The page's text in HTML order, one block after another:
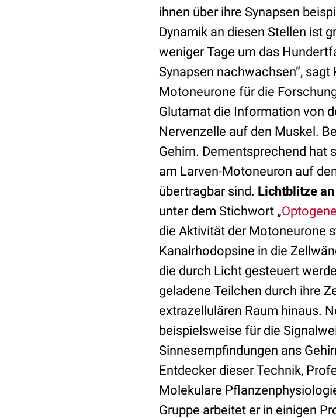
ihnen über ihre Synapsen
Dynamik an diesen Stellen ist
weniger Tage um das
Synapsen nachwachsen“,
Motoneurone für die
Glutamat die Information von
Nervenzelle auf den Muskel.
Gehirn. Dementsprechend hat
am Larven-Motoneuron auf
übertragbar sind. Lichtblitze
unter dem Stichwort „
die Aktivität der Motoneurone
Kanalrhodopsine in die
die durch Licht gesteuert
geladene Teilchen durch ihre
extrazellulären Raum hinaus.
beispielsweise für die
Sinnesempfindungen ans
Entdecker dieser Technik,
Molekulare
Gruppe arbeitet er in einigen